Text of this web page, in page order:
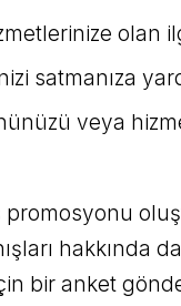
olan
satmanıza
veya
promosyonu
hakkında
bir anket